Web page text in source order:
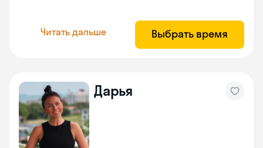
Читать дальше Выбрать время
Дарья